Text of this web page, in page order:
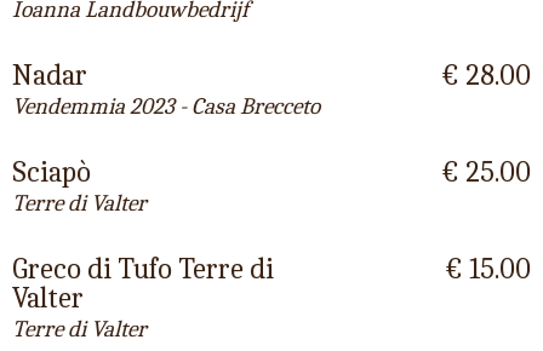
Ioanna Landbouwbedrijf
Nadar
Vendemmia 2023 - Casa Brecceto
€ 28.00
Sciapò
Terre di Valter
€ 25.00
Greco di Tufo Terre di
Valter
Terre di Valter
€ 15.00